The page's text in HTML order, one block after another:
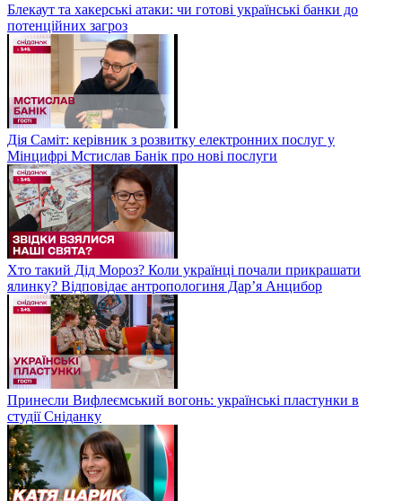
Блекаут та хакерські атаки: чи готові українські банки до
потенційних загроз
Дія Саміт: керівник з розвитку електронних послуг у
Мінцифрі Мстислав Банік про нові послуги
Хто такий Дід Мороз? Коли українці почали прикрашати
ялинку? Відповідає антропологиня Дарʼя Анцибор
Принесли Вифлеємський вогонь: українські пластунки в
студії Сніданку